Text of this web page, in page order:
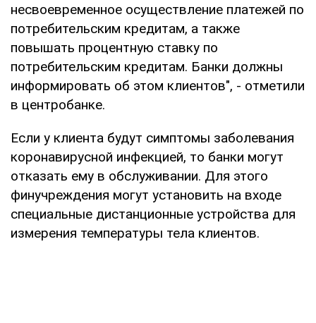
несвоевременное осуществление платежей по
потребительским кредитам, а также
повышать процентную ставку по
потребительским кредитам. Банки должны
информировать об этом клиентов", - отметили
в центробанке.
Если у клиента будут симптомы заболевания
коронавирусной инфекцией, то банки могут
отказать ему в обслуживании. Для этого
финучреждения могут установить на входе
специальные дистанционные устройства для
измерения температуры тела клиентов.